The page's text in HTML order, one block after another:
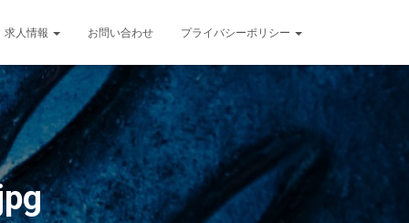
求人情報 お問い合わせ プライバシーポリシー